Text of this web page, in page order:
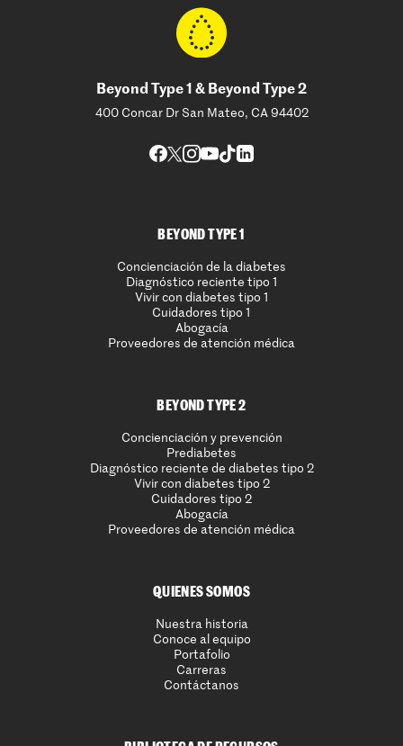
Beyond Type 1 & Beyond Type 2
400 Concar Dr San Mateo, CA 94402
BEYOND TYPE 1
Concienciación de la diabetes
Diagnóstico reciente tipo 1
Vivir con diabetes tipo 1
Cuidadores tipo 1
Abogacía
Proveedores de atención médica
BEYOND TYPE 2
Concienciación y prevención
Prediabetes
Diagnóstico reciente de diabetes tipo 2
Vivir con diabetes tipo 2
Cuidadores tipo 2
Abogacía
Proveedores de atención médica
QUIENES SOMOS
Nuestra historia
Conoce al equipo
Portafolio
Carreras
Contáctanos